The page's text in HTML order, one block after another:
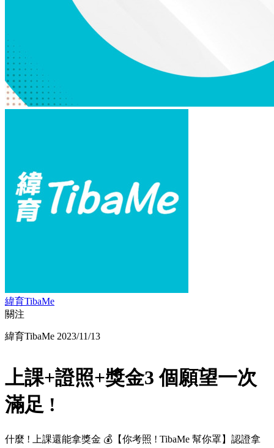
緯育TibaMe
關注
緯育TibaMe 2023/11/13
上課+證照+獎金3 個願望一次
滿足 !
什麼 ! 上課還能拿獎金 💰【你考照 ! TibaMe 幫你罩】認證拿